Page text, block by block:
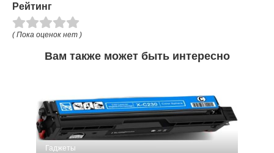
Рейтинг
( Пока оценок нет )
Вам также может быть интересно
Гаджеты